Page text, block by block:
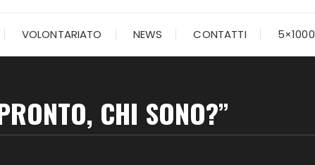
VOLONTARIATO NEWS CONTATTI 5×1000
CHI SONO?”